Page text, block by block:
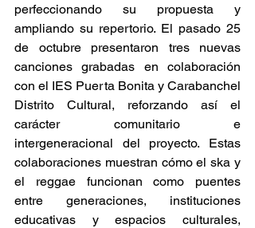
perfeccionando su propuesta y
ampliando su repertorio. El pasado 25
de octubre presentaron tres nuevas
canciones grabadas en colaboración
con el IES Puerta Bonita y Carabanchel
Distrito Cultural, reforzando así el
carácter comunitario e
intergeneracional del proyecto. Estas
colaboraciones muestran cómo el ska y
el reggae funcionan como puentes
entre generaciones, instituciones
educativas y espacios culturales,